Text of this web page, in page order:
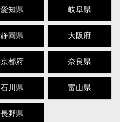
愛知県 岐阜県
静岡県 大阪府
京都府 奈良県
石川県 富山県
長野県